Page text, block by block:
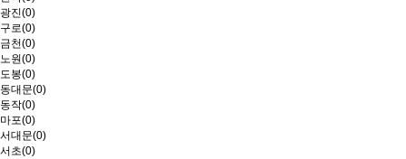
광진(0)
구로(0)
금천(0)
노원(0)
도봉(0)
동대문(0)
동작(0)
마포(0)
서대문(0)
서초(0)